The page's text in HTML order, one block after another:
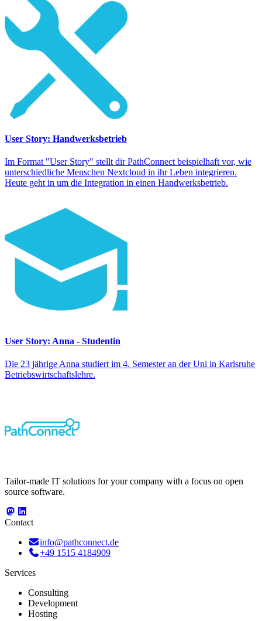
User Story: Handwerksbetrieb
Im Format "User Story" stellt dir PathConnect beispielhaft vor, wie
unterschiedliche Menschen Nextcloud in ihr Leben integrieren.
Heute geht in um die Integration in einen Handwerksbetrieb.
User Story: Anna - Studentin
Die 23 jährige Anna studiert im 4. Semester an der Uni in Karlsruhe
Betriebswirtschaftslehre.
Tailor-made IT solutions for your company with a focus on open
source software.
Contact
info@pathconnect.de
+49 1515 4184909
Services
Consulting
Development
Hosting